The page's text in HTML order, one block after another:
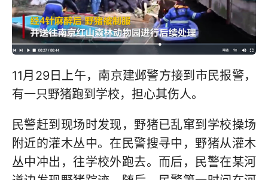
11月29日上午，南京建邺警方接到市民报警，
有一只野猪跑到学校，担心其伤人。
民警赶到现场时发现，野猪已乱窜到学校操场
附近的灌木丛中。在民警搜寻中，野猪从灌木
丛中冲出，往学校外跑去。而后，民警在某河